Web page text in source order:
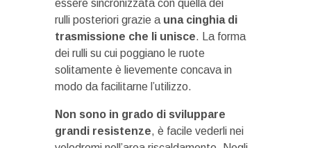
essere sincronizzata con quella dei
rulli posteriori grazie a una cinghia di
trasmissione che li unisce. La forma
dei rulli su cui poggiano le ruote
solitamente è lievemente concava in
modo da facilitarne l’utilizzo.
Non sono in grado di sviluppare
grandi resistenze, è facile vederli nei